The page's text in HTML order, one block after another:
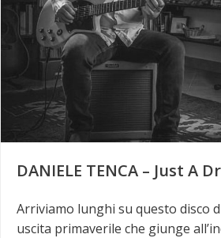
DANIELE TENCA – Just A
Arriviamo lunghi su questo disco
uscita primaverile che giunge